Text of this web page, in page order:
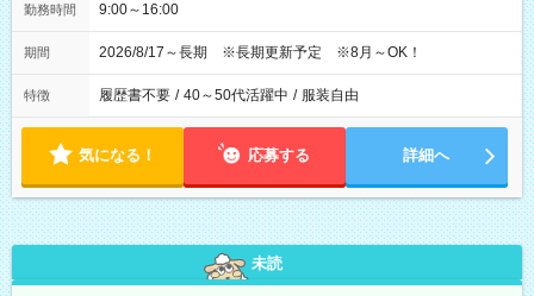
勤務時間 9:00～16:00
期間 2026/8/17～長期 ※長期更新予定 ※8月～OK！
特徴 履歴書不要 / 40～50代活躍中 / 服装自由
気になる！ 応募する 詳細へ
未読